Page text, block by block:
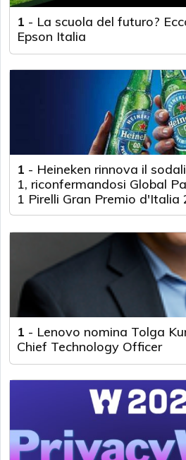
1 - La scuola del futuro?
Epson Italia
1 - Heineken rinnova il
1, riconfermandosi Global
1 Pirelli Gran Premio d'Italia
1 - Lenovo nomina Tolga
Chief Technology Officer